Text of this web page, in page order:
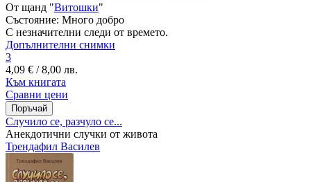
От щанд "Витошки"
Състояние: Много добро
С незначителни следи от времето.
Допълнителни снимки
3
4,09 € / 8,00 лв.
Към книгата
Сравни цени
Случило се, разчуло се...
Анекдотични случки от живота
Трендафил Василев